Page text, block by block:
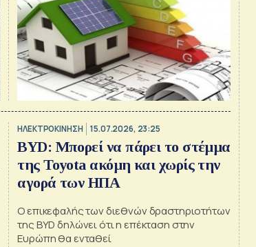
ΗΛΕΚΤΡΟΚΙΝΗΣΗ 15.07.2026, 23:25
BYD: Μπορεί να πάρει το στέμμα
της Toyota ακόμη και χωρίς την
αγορά των ΗΠΑ
Ο επικεφαλής των διεθνών δραστηριοτήτων
της BYD δηλώνει ότι η επέκταση στην
Ευρώπη θα ενταθεί